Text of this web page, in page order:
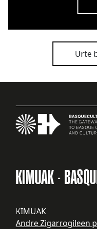
Urte
KIMUAK -
KIMUAK
Andre Zigarrogileen